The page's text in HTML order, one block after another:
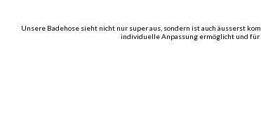
Unsere Badehose sieht nicht nur super aus, sondern ist auch äusserst
individuelle Anpassung ermöglicht und für